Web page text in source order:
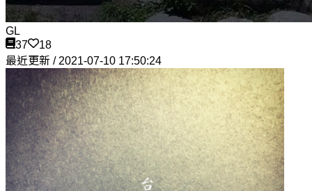
GL
37
18
最近更新 / 2021-07-10 17:50:24